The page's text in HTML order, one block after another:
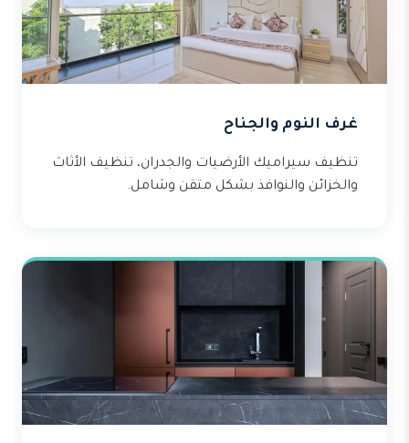
غرف النوم والجناح
تنظيف سيراميك الأرضيات والجدران، تنظيف الأثاث
والخزائن والنوافذ بشكل متقن وشامل.